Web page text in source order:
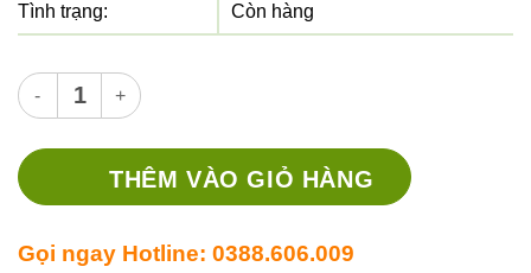
Tình trạng: Còn hàng
Thuốc Ganusa 30ml số lượng
THÊM VÀO GIỎ HÀNG
Gọi ngay Hotline: 0388.606.009